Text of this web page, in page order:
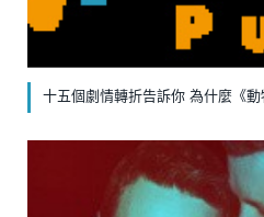
十五個劇情轉折告訴你 為什麼《動